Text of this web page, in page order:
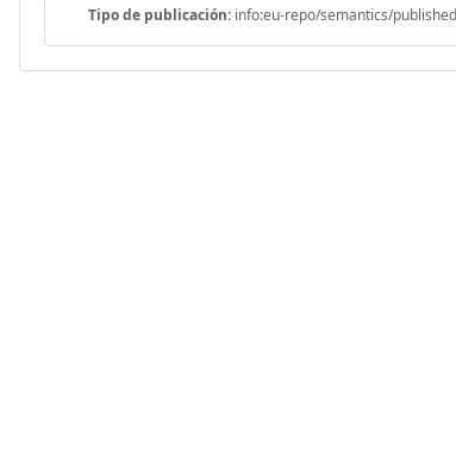
Tipo de publicación: info:eu-repo/semantics/